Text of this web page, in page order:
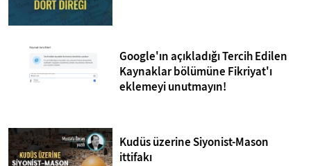
Google'ın açıkladığı Tercih Edilen
Kaynaklar bölümüne Fikriyat'ı
eklemeyi unutmayın!
Kudüs üzerine Siyonist-Mason
ittifakı